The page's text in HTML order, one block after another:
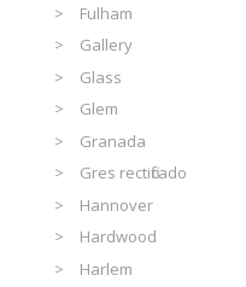
Fulham
Gallery
Glass
Glem
Granada
Gres rectificado
Hannover
Hardwood
Harlem